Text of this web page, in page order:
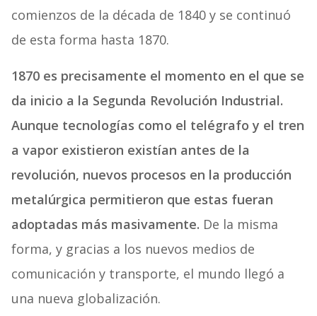
comienzos de la década de 1840 y se continuó
de esta forma hasta 1870.
1870 es precisamente el momento en el que se
da inicio a la Segunda Revolución Industrial.
Aunque tecnologías como el telégrafo y el tren
a vapor existieron existían antes de la
revolución, nuevos procesos en la producción
metalúrgica permitieron que estas fueran
adoptadas más masivamente. De la misma
forma, y gracias a los nuevos medios de
comunicación y transporte, el mundo llegó a
una nueva globalización.